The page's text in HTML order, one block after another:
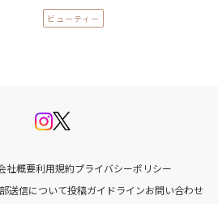
ビューティー
社概要利用規約プライバシーポリシー
送信について投稿ガイドラインお問い合わせ